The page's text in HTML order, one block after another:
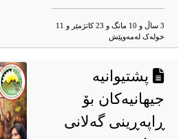
3 ساڵ و 10 مانگ و 23 کاتژمێر و 11
خوله‌ک له‌مه‌وپێش‌
پشتیوانیە
جیهانیەکان بۆ
ڕاپەڕینی گەلانی